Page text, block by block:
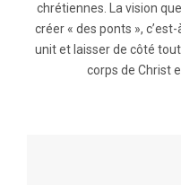
chrétiennes. La vision
créer « des ponts »,
unit et laisser de côté
corps de Christ